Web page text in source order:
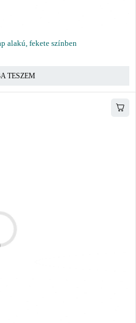
alakú, fekete színben
TESZEM